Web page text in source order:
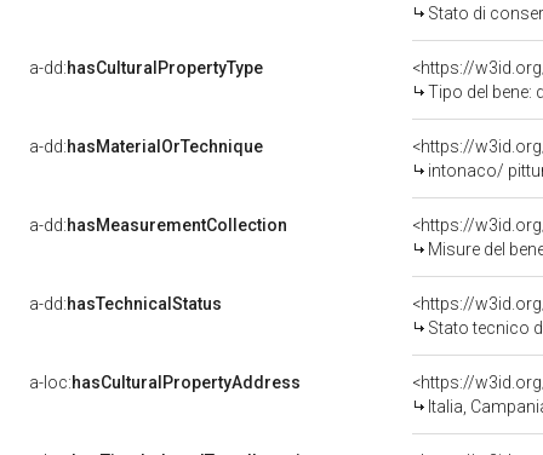
Stato di
a-dd:hasCulturalPropertyType
<https://
Tipo del bene:
a-dd:hasMaterialOrTechnique
<https://
intonaco/
a-dd:hasMeasurementCollection
<https://
Misure del
a-dd:hasTechnicalStatus
<https://
Stato tecnico
a-loc:hasCulturalPropertyAddress
<https://
Italia,